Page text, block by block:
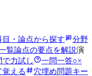
目・論点から探す
分野
覧論点の要点を解説演
で力試し 一問一答○×
覚える 穴埋め問題キー